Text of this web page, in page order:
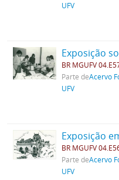
UFV
Exposição
BR MGUFV
Parte deAcervo
UFV
Exposição
BR MGUFV
Parte deAcervo
UFV